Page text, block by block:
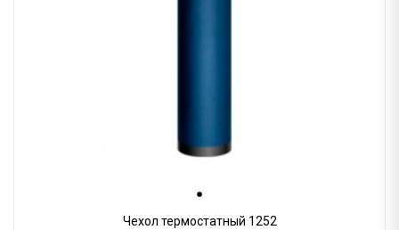
Чехол термостатный 1252